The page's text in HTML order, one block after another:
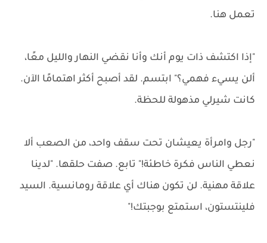
تعمل هنا.
"إذا اكتشف ذات يوم أنك وأنا نقضي النهار والليل معًا،
ألن يسيء فهمي؟" ابتسم. لقد أصبح أكثر اهتمامًا الآن.
كانت شيرلي مذهولة للحظة.
"رجل وامرأة يعيشان تحت سقف واحد، من الصعب ألا
نعطي الناس فكرة خاطئة!" تابع. صفت حلقها. "لدينا
علاقة مهنية. لن تكون هناك أي علاقة رومانسية. السيد
فلينتستون، استمتع بوجبتك!"